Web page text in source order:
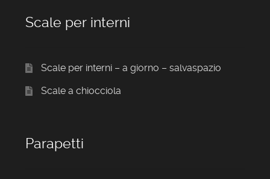
Scale per interni
Scale per interni – a giorno – salvaspazio
Scale a chiocciola
Parapetti